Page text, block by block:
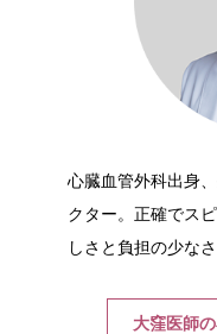
心臓血管外科出身
クター。正確でス
しさと負担の少な
大窪医師